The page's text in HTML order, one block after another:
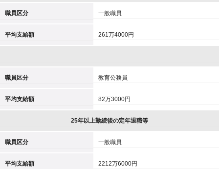
職員区分 一般職員
平均支給額 261万4000円
職員区分 教育公務員
平均支給額 82万3000円
25年以上勤続後の定年退職等
職員区分 一般職員
平均支給額 2212万6000円